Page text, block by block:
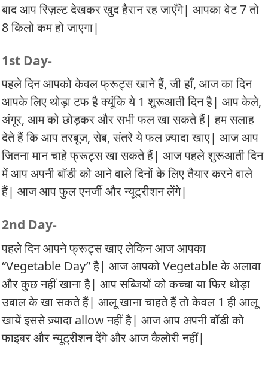
बाद आप रिज़ल्ट देखकर खुद हैरान रह जाएँगे| आपका वेट 7 तो
8 किलो कम हो जाएगा|
1st Day-
पहले दिन आपको केवल फ्रूट्स खाने हैं, जी हाँ, आज का दिन
आपके लिए थोड़ा टफ है क्यूंकि ये 1 शुरूआती दिन है| आप केले,
अंगूर, आम को छोड़कर और सभी फल खा सकते हैं| हम सलाह
देते हैं कि आप तरबूज, सेब, संतरे ये फल ज़्यादा खाए| आज आप
जितना मान चाहे फ्रूट्स खा सकते हैं| आज पहले शुरूआती दिन
में आप अपनी बॉडी को आने वाले दिनों के लिए तैयार करने वाले
हैं| आज आप फुल एनर्जी और न्यूट्रीशन लेंगे|
2nd Day-
पहले दिन आपने फ्रूट्स खाए लेकिन आज आपका
“Vegetable Day” है| आज आपको Vegetable के अलावा
और कुछ नहीं खाना है| आप सब्जियों को कच्चा या फिर थोड़ा
उबाल के खा सकते हैं| आलू खाना चाहते हैं तो केवल 1 ही आलू
खायें इससे ज़्यादा allow नहीं है| आज आप अपनी बॉडी को
फाइबर और न्यूट्रीशन देंगे और आज कैलोरी नहीं|